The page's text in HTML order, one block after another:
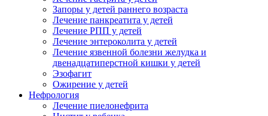
Запоры у детей раннего возраста
Лечение панкреатита у детей
Лечение РПП у детей
Лечение энтероколита у детей
Лечение язвенной болезни желудка и
двенадцатиперстной кишки у детей
Эзофагит
Ожирение у детей
Нефрология
Лечение пиелонефрита